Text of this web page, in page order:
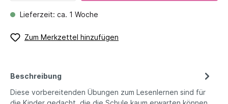
Lieferzeit: ca. 1 Woche
Zum Merkzettel hinzufügen
Beschreibung
Diese vorbereitenden Übungen zum Lesenlernen sind für